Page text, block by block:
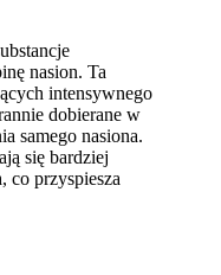
nasion. Ta
intensywnego
dobierane w
samego nasiona.
się bardziej
co przyspiesza